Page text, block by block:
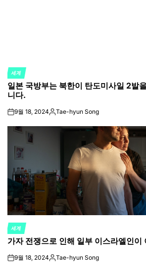
POSTED
IN
세계
일본 국방부는 북한이 탄도미사일 2발
니다.
on9월 18, 2024Posted
Tae-hyun Song
POSTED
IN
세계
가자 전쟁으로 인해 일부 이스라엘인이
on9월 18, 2024Posted
Tae-hyun Song